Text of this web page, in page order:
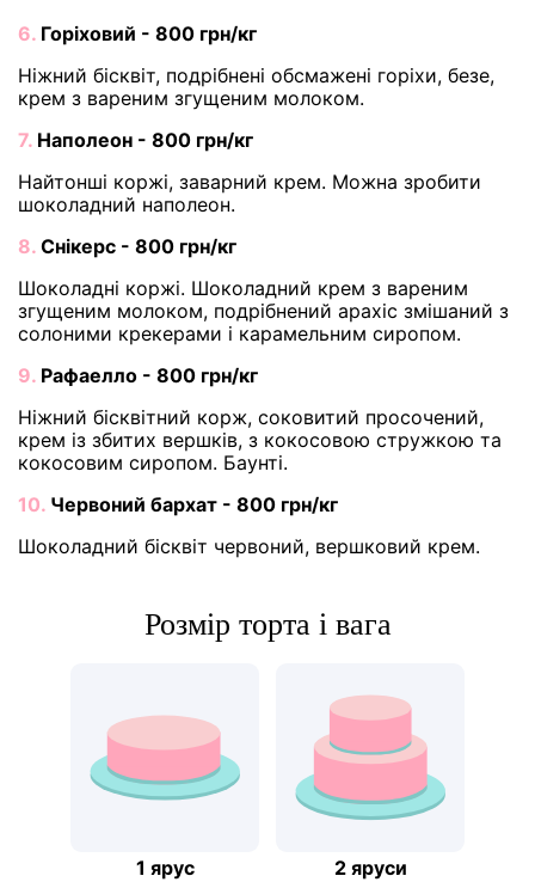
6. Горіховий - 800 грн/кг
Ніжний бісквіт, подрібнені обсмажені горіхи, безе,
крем з вареним згущеним молоком.
7. Наполеон - 800 грн/кг
Найтонші коржі, заварний крем. Можна зробити
шоколадний наполеон.
8. Снікерс - 800 грн/кг
Шоколадні коржі. Шоколадний крем з вареним
згущеним молоком, подрібнений арахіс змішаний з
солоними крекерами і карамельним сиропом.
9. Рафаелло - 800 грн/кг
Ніжний бісквітний корж, соковитий просочений,
крем із збитих вершків, з кокосовою стружкою та
кокосовим сиропом. Баунті.
10. Червоний бархат - 800 грн/кг
Шоколадний бісквіт червоний, вершковий крем.
Розмір торта і вага
1 ярус
2 яруси